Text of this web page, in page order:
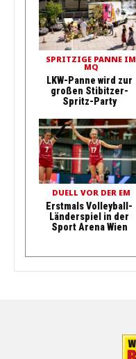
SPRITZIGE PANNE IM
MQ
LKW-Panne wird zur
großen Stibitzer-
Spritz-Party
DUELL VOR DER EM
Erstmals Volleyball-
Länderspiel in der
Sport Arena Wien